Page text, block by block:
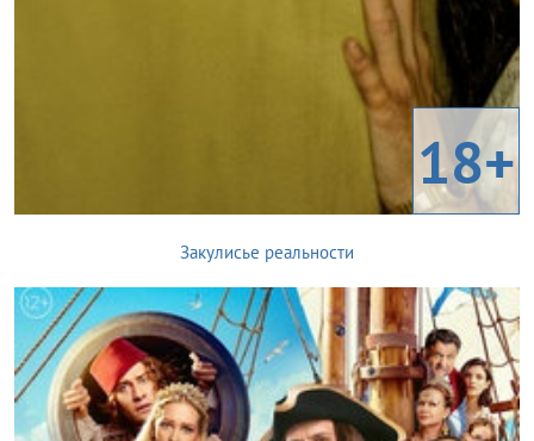
18+
Закулисье реальности